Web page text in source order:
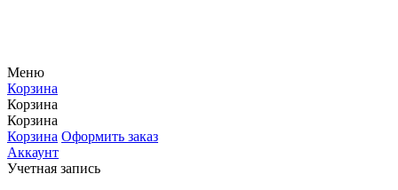
Меню
Корзина
Корзина
Корзина
Корзина Оформить заказ
Аккаунт
Учетная запись